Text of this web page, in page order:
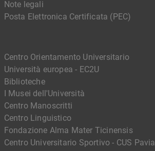
Centro Orientamento Universitario
Università europea - EC2U
Biblioteche
I Musei dell'Università
Centro Manoscritti
Centro Linguistico
Fondazione Alma Mater Ticinensis
Centro Universitario Sportivo - CUS Pavia
Note legali
Posta Elettronica Certificata (PEC)